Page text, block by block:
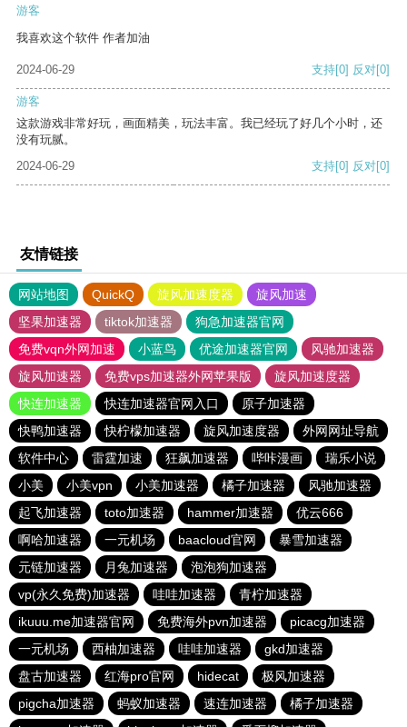
游客
我喜欢这个软件 作者加油
2024-06-29 支持[0] 反对[0]
游客
这款游戏非常好玩，画面精美，玩法丰富。我已经玩了好几个小时，还
没有玩腻。
2024-06-29
支持[0] 反对[0]
友情链接
网站地图 QuickQ 旋风加速度器
旋风加速
坚果加速器
tiktok加速器
狗急加速器官网
免费vqn外网加速
小蓝鸟 优途加速器官网
风驰加速器
旋风加速器
免费vps加速器外网苹果版
旋风加速度器
快连加速器
快连加速器官网入口
原子加速器
快鸭加速器
快柠檬加速器 旋风加速度器
外网网址导航
软件中心
雷霆加速 狂飙加速器 哔咔漫画
瑞乐小说
小美
小美vpn 小美加速器 橘子加速器
风驰加速器
起飞加速器
toto加速器 hammer加速器
优云666
啊哈加速器
一元机场 baacloud官网
暴雪加速器
元链加速器
月兔加速器
泡泡狗加速器
vp(永久免费)加速器
哇哇加速器
青柠加速器
ikuuu.me加速器官网
免费海外pvn加速器
picacg加速器
一元机场
西柚加速器 哇哇加速器
gkd加速器
盘古加速器
红海pro官网 hidecat
极风加速器
pigcha加速器
蚂蚁加速器 速连加速器
橘子加速器